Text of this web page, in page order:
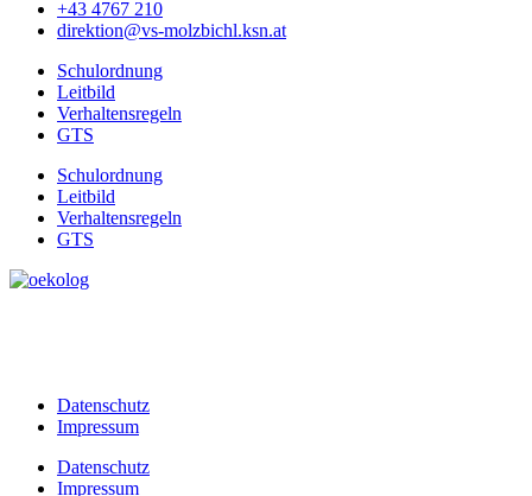
+43 4767 210
direktion@vs-molzbichl.ksn.at
Schulordnung
Leitbild
Verhaltensregeln
GTS
Schulordnung
Leitbild
Verhaltensregeln
GTS
Datenschutz
Impressum
Datenschutz
Impressum